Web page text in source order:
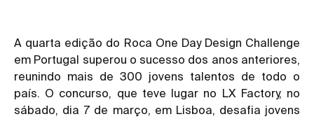
A quarta edição do Roca One Day Design Challenge
em Portugal superou o sucesso dos anos anteriores,
reunindo mais de 300 jovens talentos de todo o
país. O concurso, que teve lugar no LX Factory, no
sábado, dia 7 de março, em Lisboa, desafia jovens